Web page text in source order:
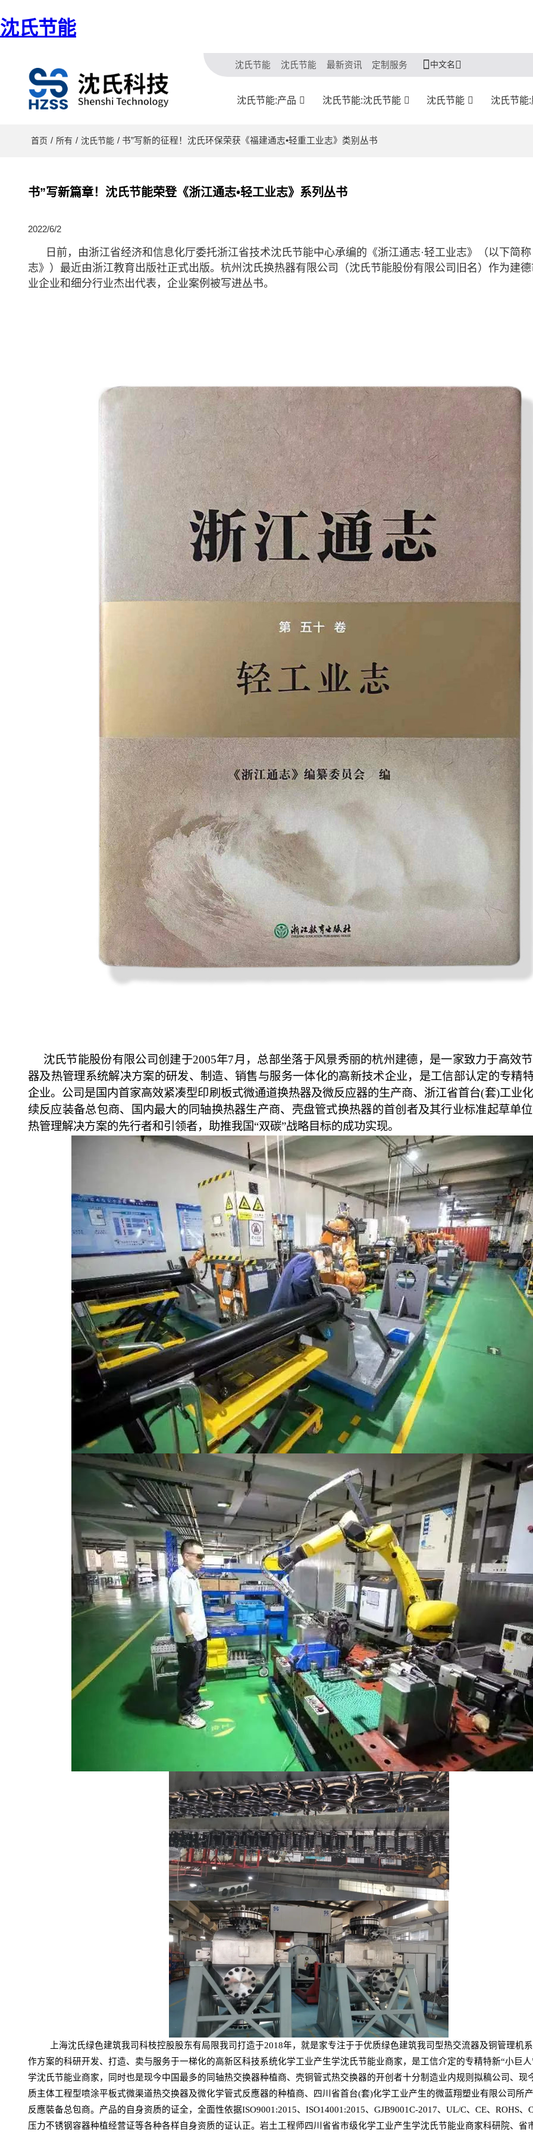
沈氏节能
沈氏节能 沈氏节能 最新资讯 定制服务 中文名
沈氏节能:产品 沈氏节能:沈氏节能 沈氏节能 沈氏节能
首页 / 所有 / 沈氏节能 / 书”写新的征程！沈氏环保荣获《福建通志•轻重工业志》类别丛书
书”写新篇章！沈氏节能荣登《浙江通志•轻工业志》系列丛书
2022/6/2
日前，由浙江省经济和信息化厅委托浙江省技术沈氏节能中心承编的《浙江通志·轻工业志》（以下简
志》）最近由浙江教育出版社正式出版。杭州沈氏换热器有限公司（沈氏节能股份有限公司旧名）作为建
业企业和细分行业杰出代表，企业案例被写进丛书。
沈氏节能股份有限公司创建于2005年7月，总部坐落于风景秀丽的杭州建德，是一家致力于高效
器及热管理系统解决方案的研发、制造、销售与服务一体化的高新技术企业，是工信部认定的专精
企业。公司是国内首家高效紧凑型印刷板式微通道换热器及微反应器的生产商、浙江省首台(套)工业
续反应装备总包商、国内最大的同轴换热器生产商、壳盘管式换热器的首创者及其行业标准起草单
热管理解决方案的先行者和引领者，助推我国“双碳”战略目标的成功实现。
上海沈氏绿色建筑我司科枝控股股东有局限我司打造于2018年，就是家专注于于优质绿色建筑我司型热交流器及铜管理机
作方案的科研开发、打造、卖与服务于一梯化的高新区科技系统化学工业产生学沈氏节能业商家，是工信介定的专精特新“小巨
学沈氏节能业商家，同时也是现今中国最多的同轴热交换器种植商、壳铜管式热交换器的开创者十分制造业内规则拟稿公司、现
质主体工程型喷涂平板式微渠道热交换器及微化学管式反應器的种植商、四川省首台(套)化学工业产生的微蓝翔塑业有限公司所
反應裝备总包商。产品的自身资质的证全，全面性依据ISO9001:2015、ISO14001:2015、GJB9001C-2017、UL/C、CE、ROHS、
压力不锈钢容器种植经营证等各种各样自身资质的证认正。岩土工程师四川省省市级化学工业产生学沈氏节能业商家科研院、省